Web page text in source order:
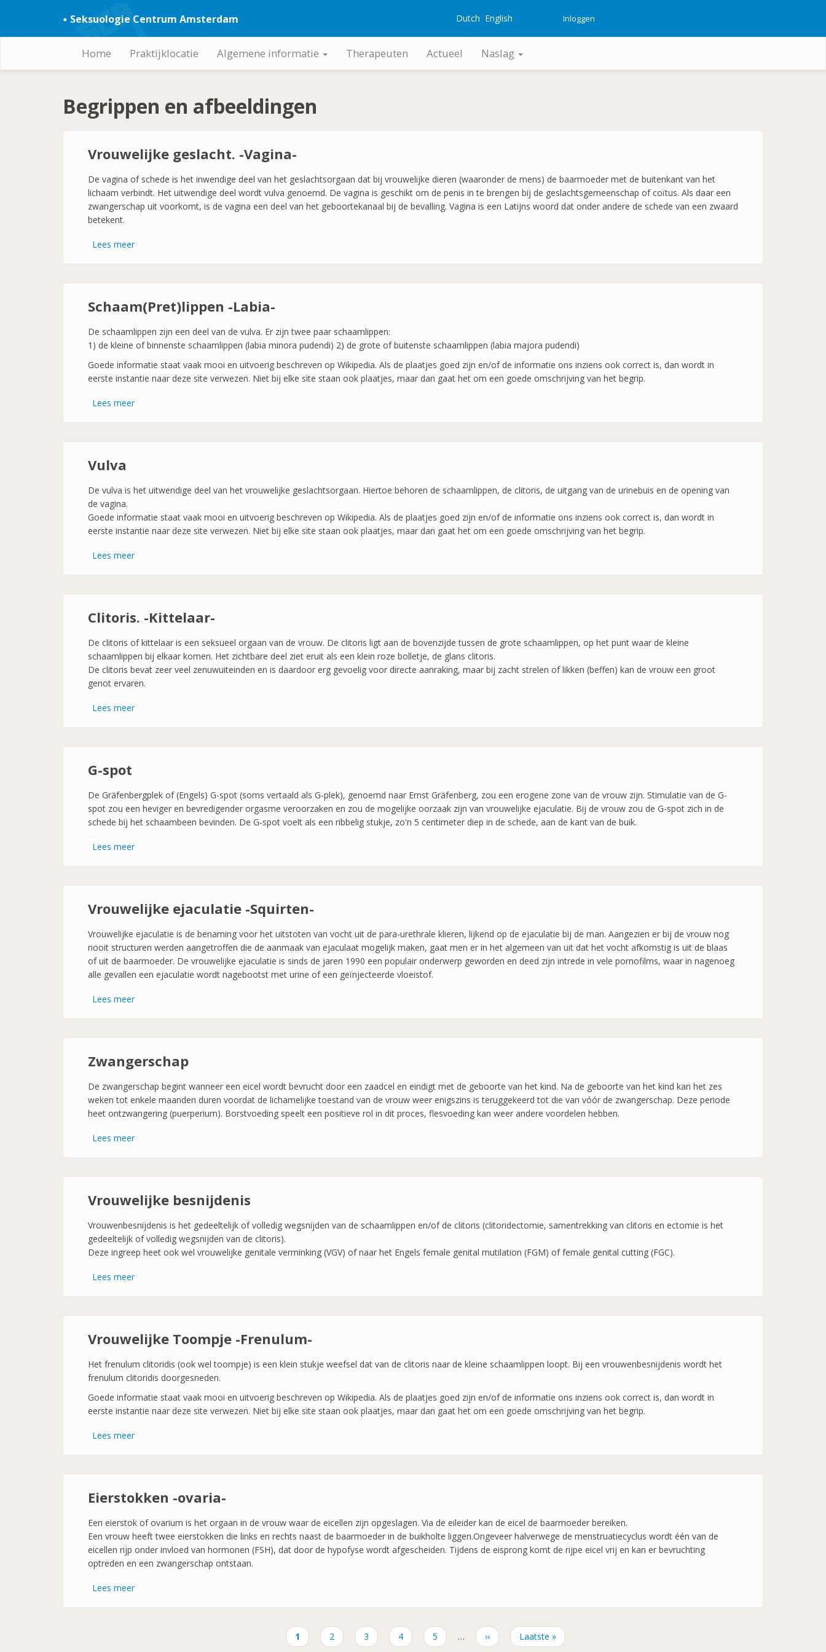
Seksuologie Centrum Amsterdam Dutch English Gebruikersmenu
Inloggen
Hoofdnavigatie
Home Praktijklocatie Algemene informatie Therapeuten Actueel Naslag
Begrippen en afbeeldingen
Vrouwelijke geslacht. -Vagina-
De vagina of schede is het inwendige deel van het geslachtsorgaan dat bij vrouwelijke dieren (waaronder de mens) de baarmoeder met de buitenkant van het
lichaam verbindt. Het uitwendige deel wordt vulva genoemd. De vagina is geschikt om de penis in te brengen bij de geslachtsgemeenschap of coïtus. Als daar een
zwangerschap uit voorkomt, is de vagina een deel van het geboortekanaal bij de bevalling. Vagina is een Latijns woord dat onder andere de schede van een zwaard
betekent.
Lees meerover
Schaam(Pret)lippen -Labia-
De schaamlippen zijn een deel van de vulva. Er zijn twee paar schaamlippen:
1) de kleine of binnenste schaamlippen (labia minora pudendi) 2) de grote of buitenste schaamlippen (labia majora pudendi)
Goede informatie staat vaak mooi en uitvoerig beschreven op Wikipedia. Als de plaatjes goed zijn en/of de informatie ons inziens ook correct is, dan wordt in
eerste instantie naar deze site verwezen. Niet bij elke site staan ook plaatjes, maar dan gaat het om een goede omschrijving van het begrip.
Lees meerover
Vulva
De vulva is het uitwendige deel van het vrouwelijke geslachtsorgaan. Hiertoe behoren de schaamlippen, de clitoris, de uitgang van de urinebuis en de opening van
de vagina.
Goede informatie staat vaak mooi en uitvoerig beschreven op Wikipedia. Als de plaatjes goed zijn en/of de informatie ons inziens ook correct is, dan wordt in
eerste instantie naar deze site verwezen. Niet bij elke site staan ook plaatjes, maar dan gaat het om een goede omschrijving van het begrip.
Lees meerover
Clitoris. -Kittelaar-
De clitoris of kittelaar is een seksueel orgaan van de vrouw. De clitoris ligt aan de bovenzijde tussen de grote schaamlippen, op het punt waar de kleine
schaamlippen bij elkaar komen. Het zichtbare deel ziet eruit als een klein roze bolletje, de glans clitoris.
De clitoris bevat zeer veel zenuwuiteinden en is daardoor erg gevoelig voor directe aanraking, maar bij zacht strelen of likken (beffen) kan de vrouw een groot
genot ervaren.
Lees meerover
G-spot
De Gräfenbergplek of (Engels) G-spot (soms vertaald als G-plek), genoemd naar Ernst Gräfenberg, zou een erogene zone van de vrouw zijn. Stimulatie van de G-
spot zou een heviger en bevredigender orgasme veroorzaken en zou de mogelijke oorzaak zijn van vrouwelijke ejaculatie. Bij de vrouw zou de G-spot zich in de
schede bij het schaambeen bevinden. De G-spot voelt als een ribbelig stukje, zo'n 5 centimeter diep in de schede, aan de kant van de buik.
Lees meerover
Vrouwelijke ejaculatie -Squirten-
Vrouwelijke ejaculatie is de benaming voor het uitstoten van vocht uit de para-urethrale klieren, lijkend op de ejaculatie bij de man. Aangezien er bij de vrouw nog
nooit structuren werden aangetroffen die de aanmaak van ejaculaat mogelijk maken, gaat men er in het algemeen van uit dat het vocht afkomstig is uit de blaas
of uit de baarmoeder. De vrouwelijke ejaculatie is sinds de jaren 1990 een populair onderwerp geworden en deed zijn intrede in vele pornofilms, waar in nagenoeg
alle gevallen een ejaculatie wordt nagebootst met urine of een geïnjecteerde vloeistof.
Lees meerover
Zwangerschap
De zwangerschap begint wanneer een eicel wordt bevrucht door een zaadcel en eindigt met de geboorte van het kind. Na de geboorte van het kind kan het zes
weken tot enkele maanden duren voordat de lichamelijke toestand van de vrouw weer enigszins is teruggekeerd tot die van vóór de zwangerschap. Deze periode
heet ontzwangering (puerperium). Borstvoeding speelt een positieve rol in dit proces, flesvoeding kan weer andere voordelen hebben.
Lees meerover
Vrouwelijke besnijdenis
Vrouwenbesnijdenis is het gedeeltelijk of volledig wegsnijden van de schaamlippen en/of de clitoris (clitoridectomie, samentrekking van clitoris en ectomie is het
gedeeltelijk of volledig wegsnijden van de clitoris).
Deze ingreep heet ook wel vrouwelijke genitale verminking (VGV) of naar het Engels female genital mutilation (FGM) of female genital cutting (FGC).
Lees meerover
Vrouwelijke Toompje -Frenulum-
Het frenulum clitoridis (ook wel toompje) is een klein stukje weefsel dat van de clitoris naar de kleine schaamlippen loopt. Bij een vrouwenbesnijdenis wordt het
frenulum clitoridis doorgesneden.
Goede informatie staat vaak mooi en uitvoerig beschreven op Wikipedia. Als de plaatjes goed zijn en/of de informatie ons inziens ook correct is, dan wordt in
eerste instantie naar deze site verwezen. Niet bij elke site staan ook plaatjes, maar dan gaat het om een goede omschrijving van het begrip.
Lees meerover
Eierstokken -ovaria-
Een eierstok of ovarium is het orgaan in de vrouw waar de eicellen zijn opgeslagen. Via de eileider kan de eicel de baarmoeder bereiken.
Een vrouw heeft twee eierstokken die links en rechts naast de baarmoeder in de buikholte liggen.Ongeveer halverwege de menstruatiecyclus wordt één van de
eicellen rijp onder invloed van hormonen (FSH), dat door de hypofyse wordt afgescheiden. Tijdens de eisprong komt de rijpe eicel vrij en kan er bevruchting
optreden en een zwangerschap ontstaan.
Lees meerover
Huidige
1 Pagina
2 Pagina
3 Pagina
4 Pagina
5 …
Volgende
››
Laatste
Laatste »